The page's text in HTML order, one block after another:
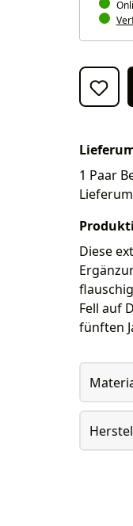
1 Paar
Diese
Fell auf
fünften